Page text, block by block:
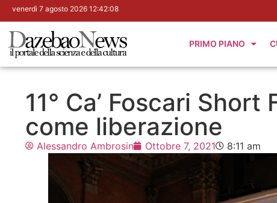
venerdì 7 agosto 2026 12:42:10
PRIMO PIANO
11° Ca’ Foscari
come liberazione
Alessandro Ambrosin Ottobre 7, 2021 8:11 am